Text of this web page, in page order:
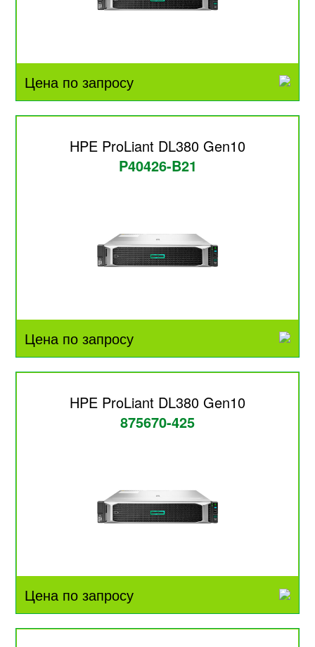
Цена по запросу
HPE ProLiant DL380 Gen10
P40426-B21
Цена по запросу
HPE ProLiant DL380 Gen10
875670-425
Цена по запросу